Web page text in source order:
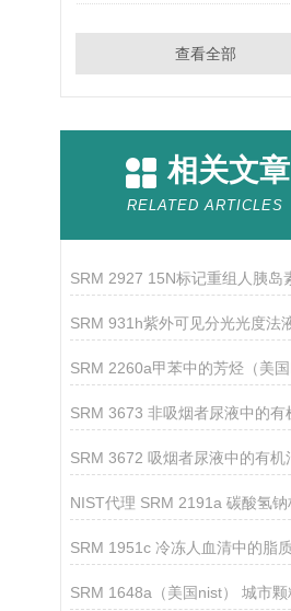
查看全部
相关文章
RELATED ARTICLES